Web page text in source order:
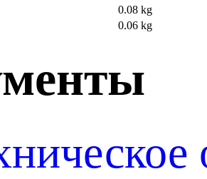
0.08 kg
0.06 kg